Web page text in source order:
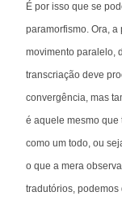
É por isso que se
paramorfismo. Ora,
movimento paralelo,
transcriação deve
convergência, mas
é aquele mesmo
como um todo, ou
o que a mera
tradutórios,